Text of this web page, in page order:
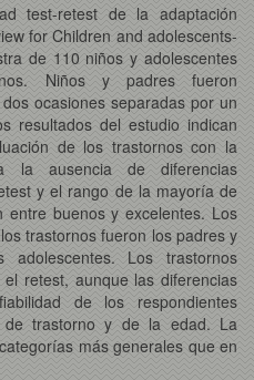
test-retest de la adaptación
for Children and adolescents-
de 110 niños y adolescentes
Niños y padres fueron
ocasiones separadas por un
resultados del estudio indican
de los trastornos con la
la ausencia de diferencias
y el rango de la mayoría de
entre buenos y excelentes. Los
trastornos fueron los padres y
Los trastornos
retest, aunque las diferencias
de los respondientes
de trastorno y de la edad. La
más generales que en